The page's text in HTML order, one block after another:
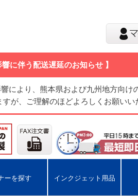
響に伴う配送遅延のお知らせ 】
により、熊本県および九州地方向け
が、ご理解のほどよろしくお願いい
ーを探す インクジェット用品